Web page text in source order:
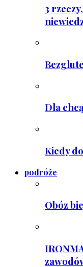
3
Dla
Kiedy
podróże
Obóz